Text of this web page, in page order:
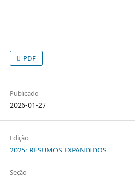
PDF
Publicado
2026-01-27
Edição
2025: RESUMOS EXPANDIDOS
Seção